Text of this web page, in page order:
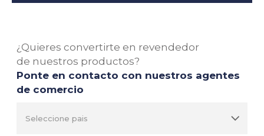
¿Quieres convertirte en revendedor
de nuestros productos?
Ponte en contacto con nuestros agentes
de comercio